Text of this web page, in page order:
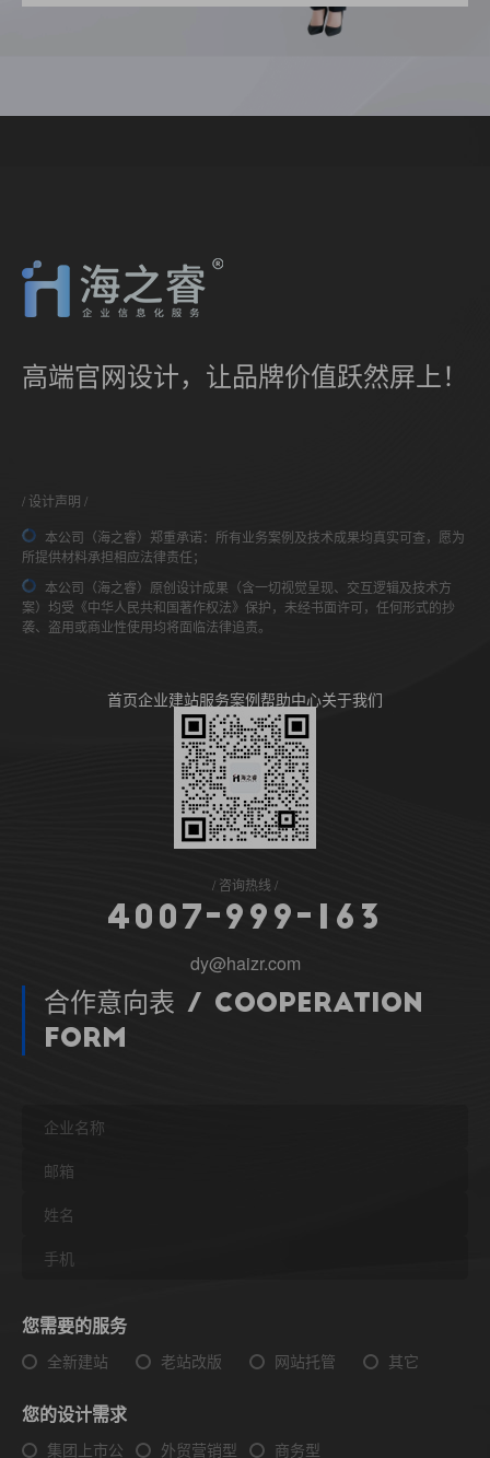
高端官网设计，让品牌价值跃然屏上！
设计声明
本公司（海之睿）郑重承诺：所有业务案例及技术成果均真实可查，愿为
所提供材料承担相应法律责任；
本公司（海之睿）原创设计成果（含一切视觉呈现、交互逻辑及技术方
案）均受《中华人民共和国著作权法》保护，未经书面许可，任何形式的抄
袭、盗用或商业性使用均将面临法律追责。
首页企业建站服务案例帮助中心关于我们
咨询热线
4 0 0 7- 9 9 9 - 6 3
dy@haizr.com
合作意向表 / Cooperation
Form
您需要的服务
全新建站 老站改版 网站托管 其它
您的设计需求
集团上市公 外贸营销型 商务型